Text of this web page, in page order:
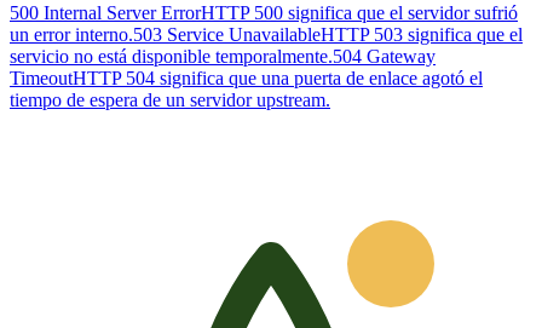
500 Internal Server ErrorHTTP 500 significa que el servidor sufrió
un error interno.503 Service UnavailableHTTP 503 significa que el
servicio no está disponible temporalmente.504 Gateway
TimeoutHTTP 504 significa que una puerta de enlace agotó el
tiempo de espera de un servidor upstream.